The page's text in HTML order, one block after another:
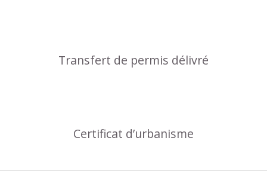
Transfert de permis délivré
Certificat d’urbanisme